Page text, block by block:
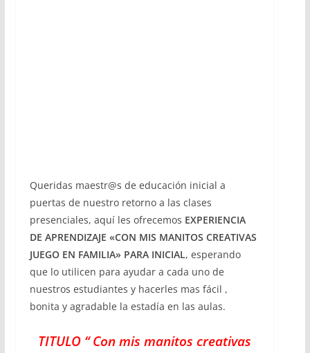
Queridas maestr@s de educación inicial a
puertas de nuestro retorno a las clases
presenciales, aquí les ofrecemos EXPERIENCIA
DE APRENDIZAJE «CON MIS MANITOS CREATIVAS
JUEGO EN FAMILIA» PARA INICIAL, esperando
que lo utilicen para ayudar a cada uno de
nuestros estudiantes y hacerles mas fácil ,
bonita y agradable la estadía en las aulas.
TITULO “ Con mis manitos creativas